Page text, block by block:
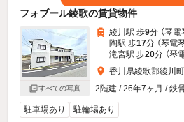
フォブール綾歌の賃貸物件
すべての写真
綾川駅 歩9分 （琴電
陶駅 歩17分 （琴電
滝宮駅 歩20分 （琴
香川県綾歌郡綾川
2階建 / 26年7ヶ月 / 鉄
駐車場あり 駐輪場あり